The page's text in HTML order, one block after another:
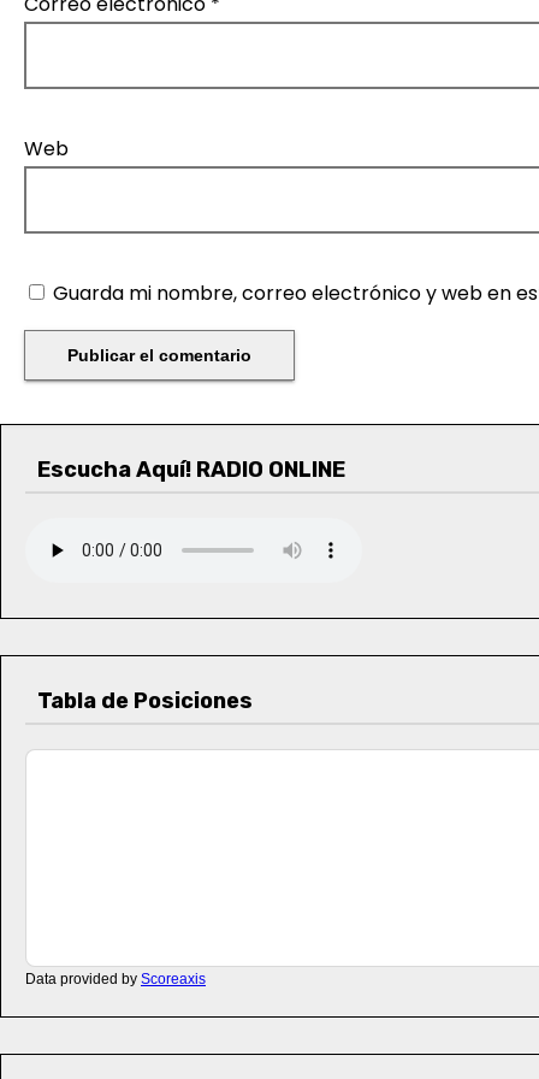
Web
Guarda mi nombre, correo electrónico y web en
Escucha Aquí! RADIO ONLINE
Tabla de Posiciones
Data provided by Scoreaxis